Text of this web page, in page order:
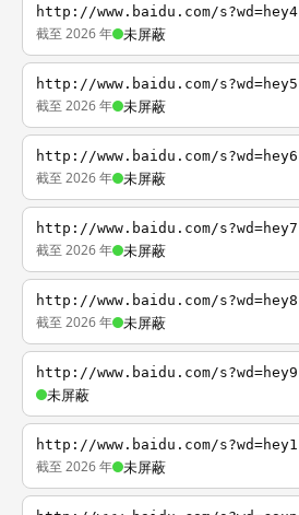
http://www.baidu.com/s?wd=hey4
截至 2026 年 未屏蔽
http://www.baidu.com/s?wd=hey5
截至 2026 年 未屏蔽
http://www.baidu.com/s?wd=hey6
截至 2026 年 未屏蔽
http://www.baidu.com/s?wd=hey7
截至 2026 年 未屏蔽
http://www.baidu.com/s?wd=hey8
截至 2026 年 未屏蔽
http://www.baidu.com/s?wd=hey9
未屏蔽
http://www.baidu.com/s?wd=hey1
截至 2026 年 未屏蔽